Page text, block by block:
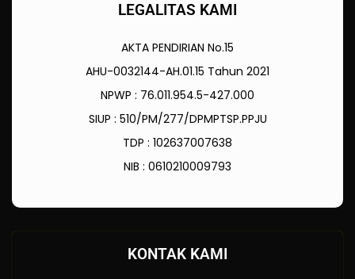
LEGALITAS KAMI
AKTA PENDIRIAN No.15
AHU-0032144-AH.01.15 Tahun 2021
NPWP : 76.011.954.5-427.000
SIUP : 510/PM/277/DPMPTSP.PPJU
TDP : 102637007638
NIB : 0610210009793
KONTAK KAMI